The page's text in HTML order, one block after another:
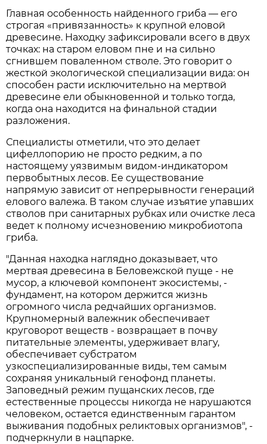
Главная особенность найденного гриба — его
строгая «привязанность» к крупной еловой
древесине. Находку зафиксировали всего в двух
точках: на старом еловом пне и на сильно
сгнившем поваленном стволе. Это говорит о
жесткой экологической специализации вида: он
способен расти исключительно на мертвой
древесине ели обыкновенной и только тогда,
когда она находится на финальной стадии
разложения.
Специалисты отметили, что это делает
цифеллопорию не просто редким, а по
настоящему уязвимым видом-индикатором
первобытных лесов. Ее существование
напрямую зависит от непрерывности генераций
елового валежа. В таком случае изъятие упавших
стволов при санитарных рубках или очистке леса
ведет к полному исчезновению микробиотопа
гриба.
"Данная находка наглядно доказывает, что
мертвая древесина в Беловежской пуще - не
мусор, а ключевой компонент экосистемы, -
фундамент, на котором держится жизнь
огромного числа редчайших организмов.
Крупномерный валежник обеспечивает
круговорот веществ - возвращает в почву
питательные элементы, удерживает влагу,
обеспечивает субстратом
узкоспециализированные виды, тем самым
сохраняя уникальный генофонд планеты.
Заповедный режим пущанских лесов, где
естественные процессы никогда не нарушаются
человеком, остается единственным гарантом
выживания подобных реликтовых организмов", -
подчеркнули в нацпарке.